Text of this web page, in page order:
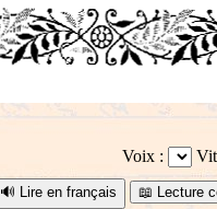
Voix :
🔊 Lire en français
📖 Lecture